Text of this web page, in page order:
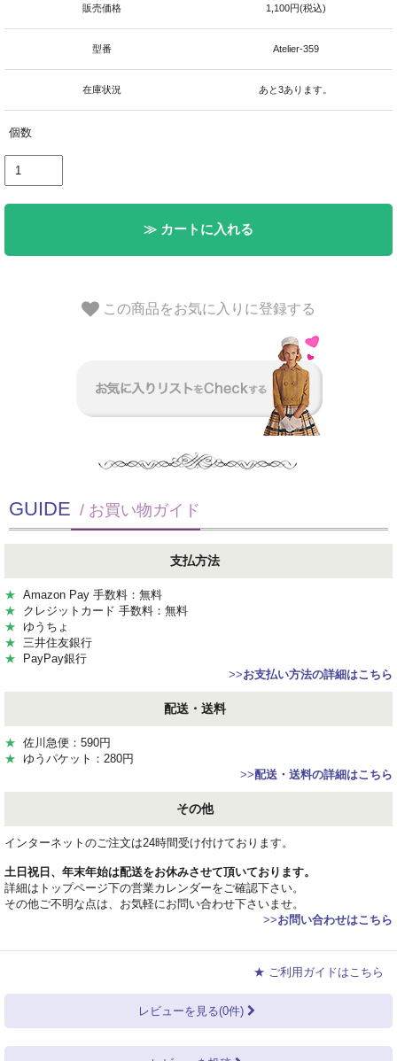
販売価格 1,100円(税込)
型番 Atelier-359
在庫状況 あと3あります。
個数
≫ カートに入れる
この商品をお気に入りに登録する
GUIDE / お買い物ガイド
支払方法
★ Amazon Pay 手数料：無料
★ クレジットカード 手数料：無料
★ ゆうちょ
★ 三井住友銀行
★ PayPay銀行
>>お支払い方法の詳細はこちら
配送・送料
★ 佐川急便：590円
★ ゆうパケット：280円
>>配送・送料の詳細はこちら
その他
インターネットのご注文は24時間受け付けております。
土日祝日、年末年始は配送をお休みさせて頂いております。
詳細はトップページ下の営業カレンダーをご確認下さい。
その他ご不明な点は、お気軽にお問い合わせ下さいませ。
>>お問い合わせはこちら
★ ご利用ガイドはこちら
レビューを見る(0件)